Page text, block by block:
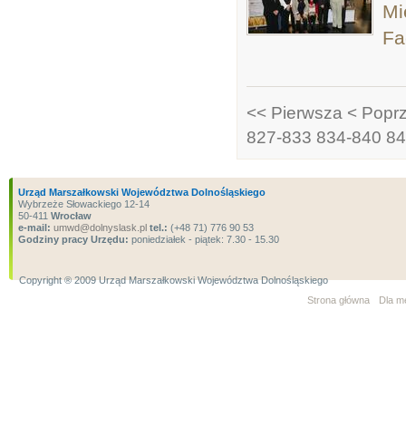
<< Pierwsza <
827-833 834-840
Urząd Marszałkowski Województwa Dolnośląskiego
Wybrzeże Słowackiego 12-14
50-411 Wrocław
e-mail: umwd@dolnyslask.pl tel.: (+48 71) 776 90 53
Godziny pracy Urzędu: poniedziałek - piątek: 7.30 - 15.30
Copyright ® 2009 Urząd Marszałkowski Województwa Dolnośląskiego
Strona główna
Dla